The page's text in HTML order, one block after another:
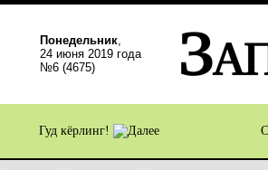
Понедельник,
24 июня 2019 года
№6 (4675)
Гуд кёрлинг!